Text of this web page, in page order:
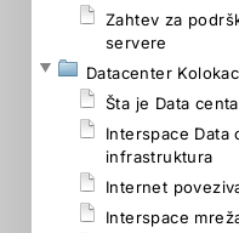
Zahtev za
servere
Datacenter
Šta je Data
Interspace Data
infrastruktura
Internet
Interspace